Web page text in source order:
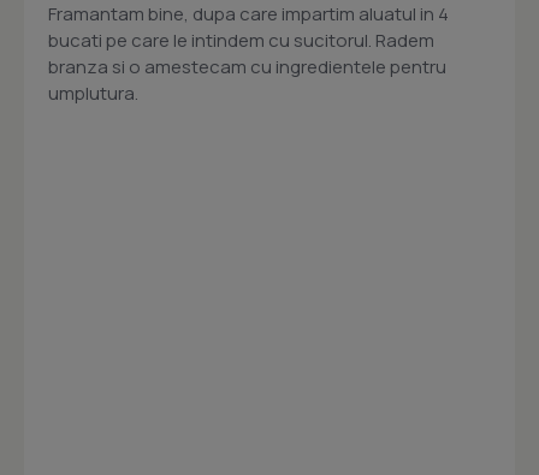
Framantam bine, dupa care impartim aluatul in 4
bucati pe care le intindem cu sucitorul. Radem
branza si o amestecam cu ingredientele pentru
umplutura.